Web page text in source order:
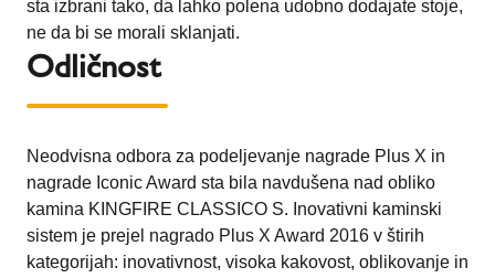
sta izbrani tako, da lahko polena udobno dodajate stoje,
ne da bi se morali sklanjati.
Odličnost
Neodvisna odbora za podeljevanje nagrade Plus X in
nagrade Iconic Award sta bila navdušena nad obliko
kamina KINGFIRE CLASSICO S. Inovativni kaminski
sistem je prejel nagrado Plus X Award 2016 v štirih
kategorijah: inovativnost, visoka kakovost, oblikovanje in